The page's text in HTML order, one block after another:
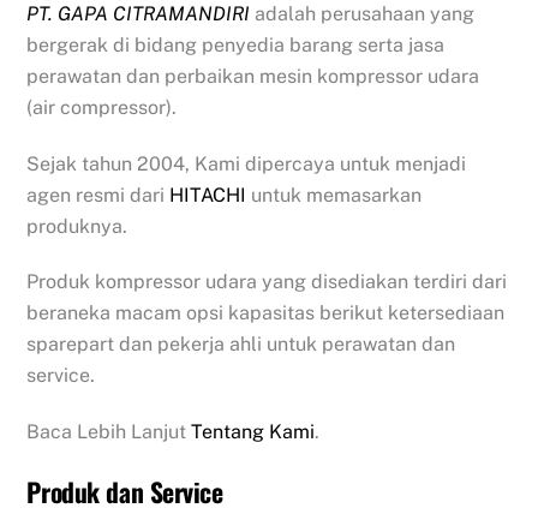
PT. GAPA CITRAMANDIRI adalah perusahaan yang
bergerak di bidang penyedia barang serta jasa
perawatan dan perbaikan mesin kompressor udara
(air compressor).
Sejak tahun 2004, Kami dipercaya untuk menjadi
agen resmi dari HITACHI untuk memasarkan
produknya.
Produk kompressor udara yang disediakan terdiri dari
beraneka macam opsi kapasitas berikut ketersediaan
sparepart dan pekerja ahli untuk perawatan dan
service.
Baca Lebih LanjutTentang Kami.
Produk dan Service